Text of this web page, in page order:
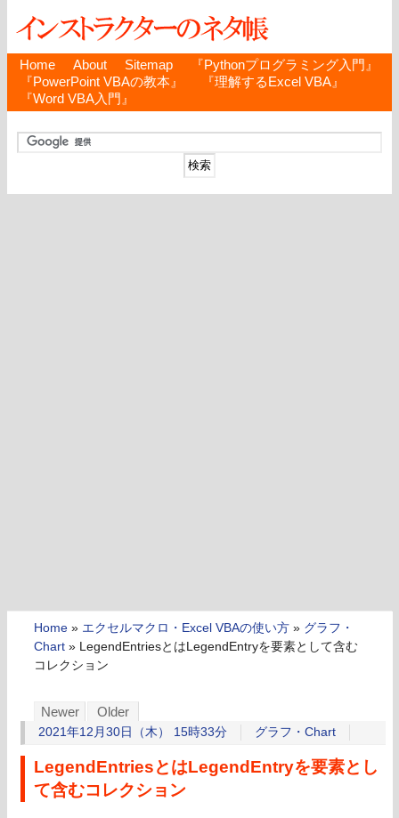
Home About Sitemap
『Pythonプログラミング入門』
『PowerPoint VBAの教本』
『理解するExcel VBA』
『Word VBA入門』
Home » エクセルマクロ・Excel VBAの使い方 » グラフ・
Chart » LegendEntriesとはLegendEntryを要素として含む
コレクション
Newer Older
2021年12月30日（木） 15時33分 グラフ・Chart
LegendEntriesとはLegendEntryを要素とし
て含むコレクション